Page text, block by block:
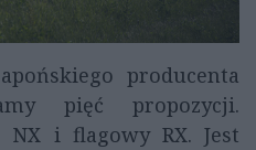
producenta
pięć propozycji.
NX i flagowy RX. Jest